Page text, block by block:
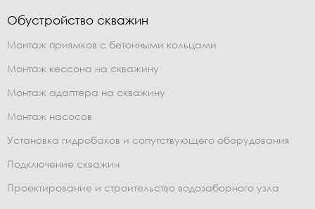
Обустройство скважин
Монтаж приямков с бетонными кольцами
Монтаж кессона на скважину
Монтаж адаптера на скважину
Монтаж насосов
Установка гидробаков и сопутствующего оборудования
Подключение скважин
Проектирование и строительство водозаборного узла